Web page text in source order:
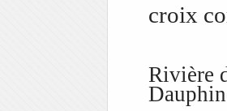
croix
Rivière